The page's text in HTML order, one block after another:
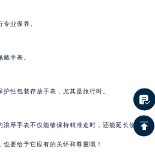
业保养。
手表。
性包装存放手表，尤其是旅行时。
琴手表不仅能够保持精准走时，还能延长使用寿
要给予它应有的关怀和尊重哦！